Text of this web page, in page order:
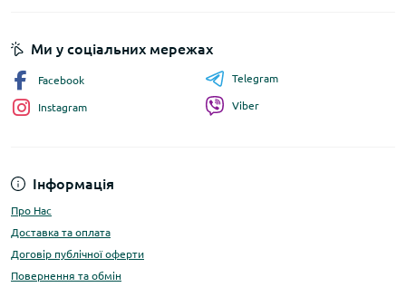
Інформація
Про Нас
Доставка та оплата
Договір публічної оферти
Повернення та обмін
Ми у соціальних мережах
Facebook
Instagram
Telegram
Viber